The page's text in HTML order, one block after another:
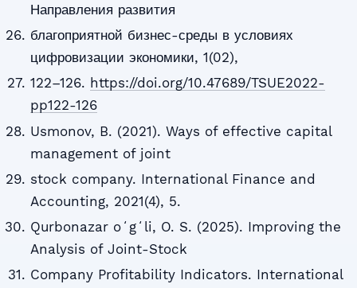
Направления развития
благоприятной бизнес-среды в условиях
цифровизации экономики, 1(02),
122–126. https://doi.org/10.47689/TSUE2022-
pp122-126
Usmonov, B. (2021). Ways of effective capital
management of joint
stock company. International Finance and
Accounting, 2021(4), 5.
Qurbonazar oʻgʻli, O. S. (2025). Improving the
Analysis of Joint-Stock
Company Profitability Indicators. International